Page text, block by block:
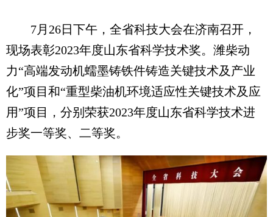
7月26日下午，全省科技大会在济南召开，
现场表彰2023年度山东省科学技术奖。潍柴动
力“高端发动机蠕墨铸铁件铸造关键技术及产业
化”项目和“重型柴油机环境适应性关键技术及应
用”项目，分别荣获2023年度山东省科学技术进
步奖一等奖、二等奖。